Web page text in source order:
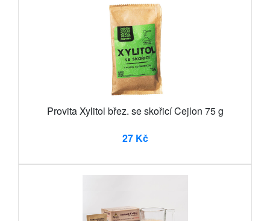
Provita Xylitol břez. se skořicí Cejlon 75 g
27 Kč